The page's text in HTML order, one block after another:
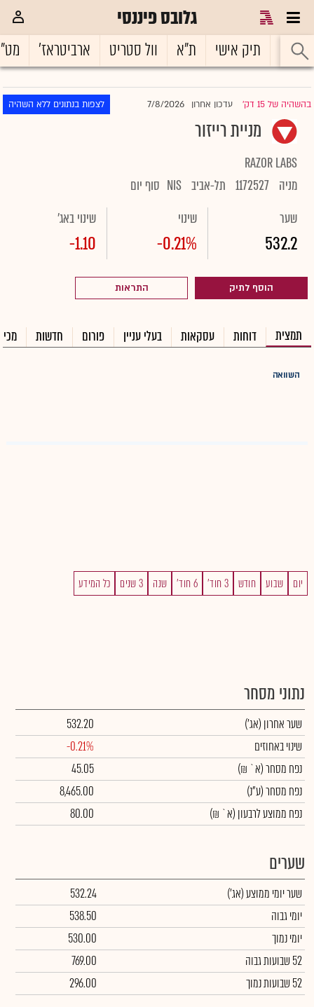
גלובס פיננסי
ראשי תיק אישי ת"א וול סטריט ארביטראז'
בהשהיה של 15 דק' |עדכון אחרון 7/8/2026 לצפות בנתונים ללא השהיה
מניית רייזור
RAZOR LABS
מניה 1172527 תל-אביב NIS סוף יום
שער
532.2
שינוי
-0.21%
שינוי באג'
-1.10
הוסף לתיק התראות
תמצית דוחות עסקאות בעלי עניין פורום חדשות
השוואה
יום שבוע חודש 3 חוד' 6 חוד' שנה 3 שנים כל המידע
נתוני מסחר
שער אחרון (אג')
532.20
שינוי באחוזים
-0.21%
נפח מסחר(א` ₪)
45.05
נפח מסחר(ע"נ)
8,465.00
נפח ממוצע לרבעון (א` ₪)
80.00
שערים
שער יומי ממוצע(אג')
532.24
יומי גבוה
538.50
יומי נמוך
530.00
52 שבועות גבוה
769.00
52 שבועות נמוך
296.00